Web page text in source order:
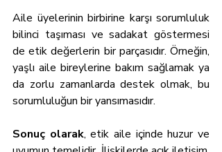
Aile üyelerinin birbirine karşı sorumluluk
bilinci taşıması ve sadakat göstermesi
de etik değerlerin bir parçasıdır. Örneğin,
yaşlı aile bireylerine bakım sağlamak ya
da zorlu zamanlarda destek olmak, bu
sorumluluğun bir yansımasıdır.
Sonuç olarak, etik aile içinde huzur ve